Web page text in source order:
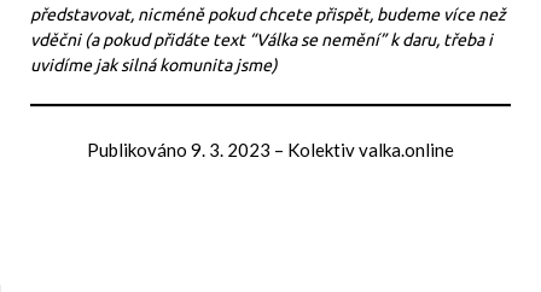
představovat, nicméně pokud chcete přispět, budeme více než
vděčni (a pokud přidáte text “Válka se nemění” k daru, třeba i
uvidíme jak silná komunita jsme)
Publikováno 9. 3. 2023 – Kolektiv valka.online